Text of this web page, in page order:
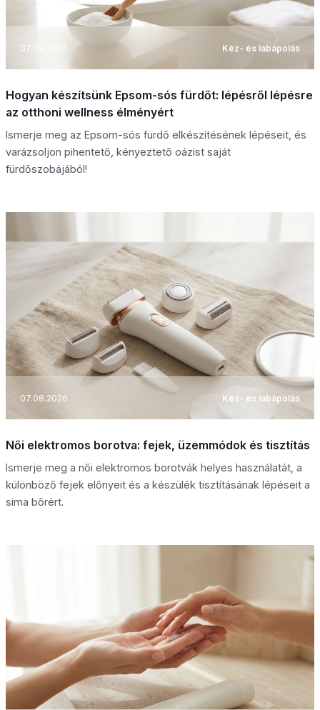
07.08.2026 Kéz- és lábápolás
Hogyan készítsünk Epsom-sós fürdőt: lépésről lépésre
az otthoni wellness élményért
Ismerje meg az Epsom-sós fürdő elkészítésének lépéseit, és
varázsoljon pihentető, kényeztető oázist saját
fürdőszobájából!
07.08.2026 Kéz- és lábápolás
Női elektromos borotva: fejek, üzemmódok és tisztítás
Ismerje meg a női elektromos borotvák helyes használatát, a
különböző fejek előnyeit és a készülék tisztításának lépéseit a
sima bőrért.